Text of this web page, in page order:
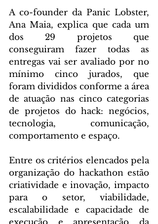
A co-founder da Panic Lobster,
Ana Maia, explica que cada um
dos 29 projetos que
conseguiram fazer todas as
entregas vai ser avaliado por no
mínimo cinco jurados, que
foram divididos conforme a área
de atuação nas cinco categorias
de projetos do hack: negócios,
tecnologia, comunicação,
comportamento e espaço.
Entre os critérios elencados pela
organização do hackathon estão
criatividade e inovação, impacto
para o setor, viabilidade,
escalabilidade e capacidade de